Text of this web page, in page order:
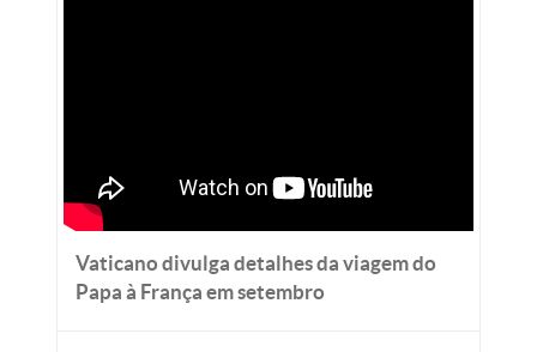
Vaticano divulga detalhes da viagem do
Papa à França em setembro